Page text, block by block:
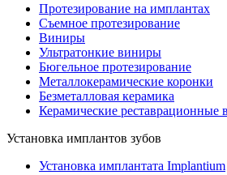
Протезирование на имплантах
Съемное протезирование
Виниры
Ультратонкие виниры
Бюгельное протезирование
Металлокерамические коронки
Безметалловая керамика
Керамические реставрационные
Установка имплантов зубов
Установка имплантата Implantium